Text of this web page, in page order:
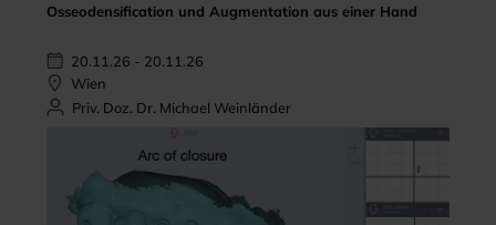
Osseodensification und Augmentation aus einer Hand
20.11.26 - 20.11.26
Wien
Priv. Doz. Dr. Michael Weinländer